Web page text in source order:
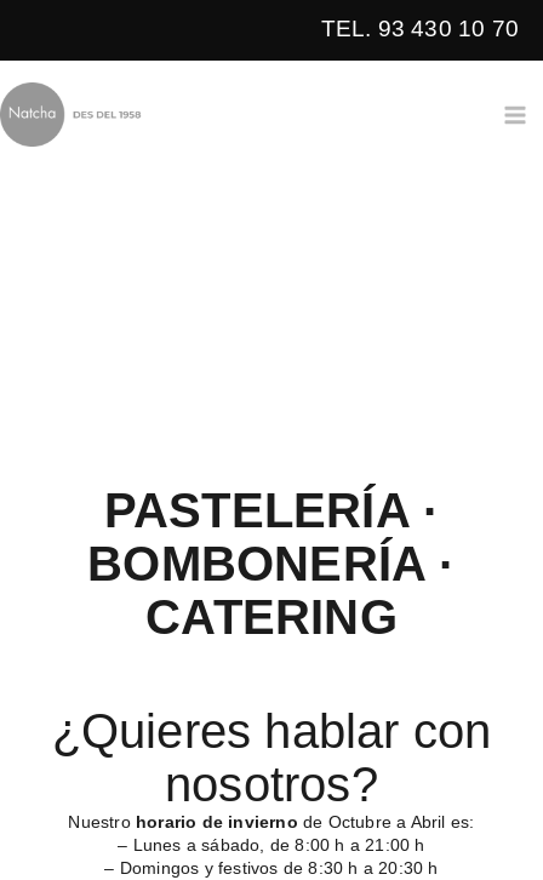
al
contenido
TEL. 93 430 10 70
PASTELERÍA ·
BOMBONERÍA ·
CATERING
¿Quieres hablar con
nosotros?
Nuestrohorario de invierno de Octubre a Abril es:
– Lunes a sábado, de 8:00 h a 21:00 h
– Domingos y festivos de 8:30 h a 20:30 h